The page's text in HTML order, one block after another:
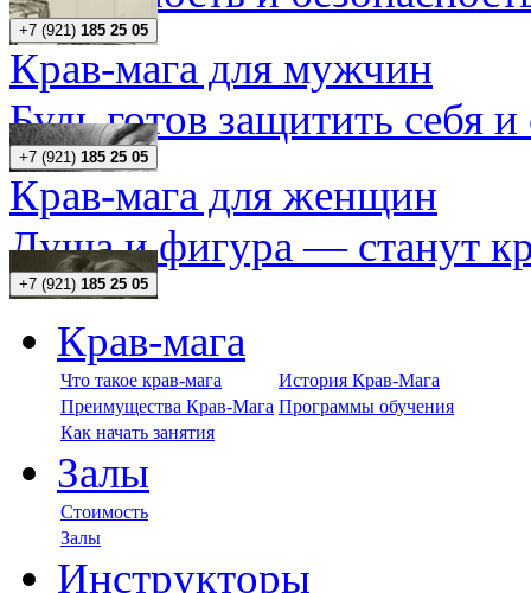
+7 (921) 185 25 05
Крав-мага для мужчин
Будь готов защитить себя
+7 (921) 185 25 05
Крав-мага для женщин
Душа и фигура — станут
+7 (921) 185 25 05
Крав-мага
Что такое крав-мага
История Крав-Мага
Преимущества Крав-Мага Программы обучения
Как начать занятия
Залы
Стоимость
Залы
Инструкторы